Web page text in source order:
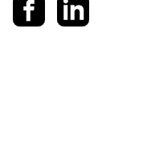
Sdílet na Facebooku
Sdílet na LinkedIn